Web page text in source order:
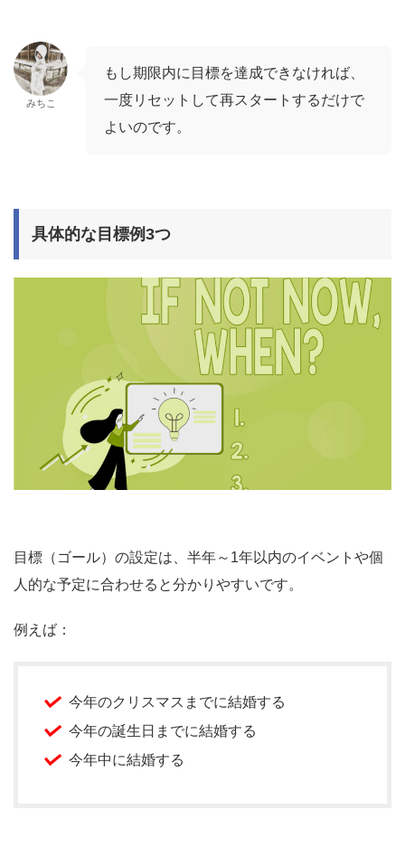
みちこ
もし期限内に目標を達成できなければ、
一度リセットして再スタートするだけで
よいのです。
具体的な目標例3つ
目標（ゴール）の設定は、半年～1年以内のイベントや個
人的な予定に合わせると分かりやすいです。
例えば：
今年のクリスマスまでに結婚する
今年の誕生日までに結婚する
今年中に結婚する